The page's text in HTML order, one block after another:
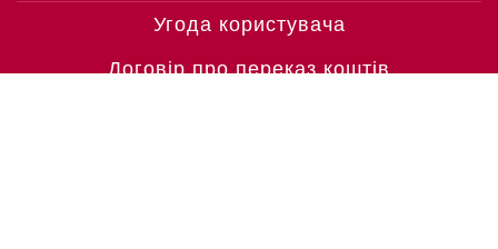
Угода користувача
Договір про переказ коштів